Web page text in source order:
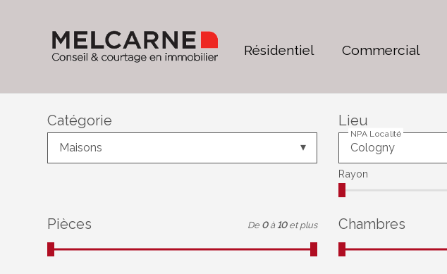
Résidentiel Commercial
Catégorie
Maisons
Lieu
NPA Localité
Rayon
Pièces De 0 à 10 et plus Chambres